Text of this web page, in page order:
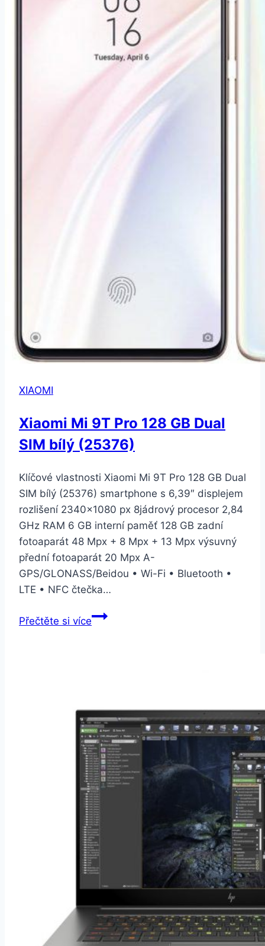
XIAOMI
Xiaomi Mi 9T Pro 128 GB Dual
SIM bílý (25376)
Klíčové vlastnosti Xiaomi Mi 9T Pro 128 GB Dual
SIM bílý (25376) smartphone s 6,39″ displejem
rozlišení 2340×1080 px 8jádrový procesor 2,84
GHz RAM 6 GB interní paměť 128 GB zadní
fotoaparát 48 Mpx + 8 Mpx + 13 Mpx výsuvný
přední fotoaparát 20 Mpx A-
GPS/GLONASS/Beidou • Wi-Fi • Bluetooth •
LTE • NFC čtečka…
Přečtěte si víceXiaomi
Dual
SIM
bílý
(25376)